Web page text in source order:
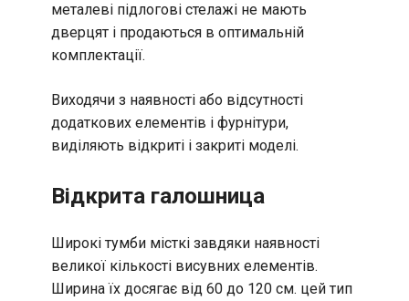
металеві підлогові стелажі не мають
дверцят і продаються в оптимальній
комплектації.
Виходячи з наявності або відсутності
додаткових елементів і фурнітури,
виділяють відкриті і закриті моделі.
Відкрита галошница
Широкі тумби місткі завдяки наявності
великої кількості висувних елементів.
Ширина їх досягає від 60 до 120 см. цей тип